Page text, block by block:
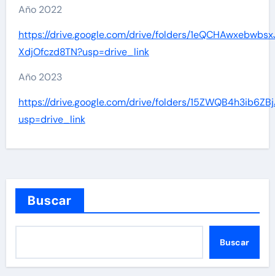
Año 2022
https://drive.google.com/drive/folders/
XdjOfczd8TN?usp=drive_link
Año 2023
https://drive.google.com/drive/folders/
usp=drive_link
Buscar
Buscar